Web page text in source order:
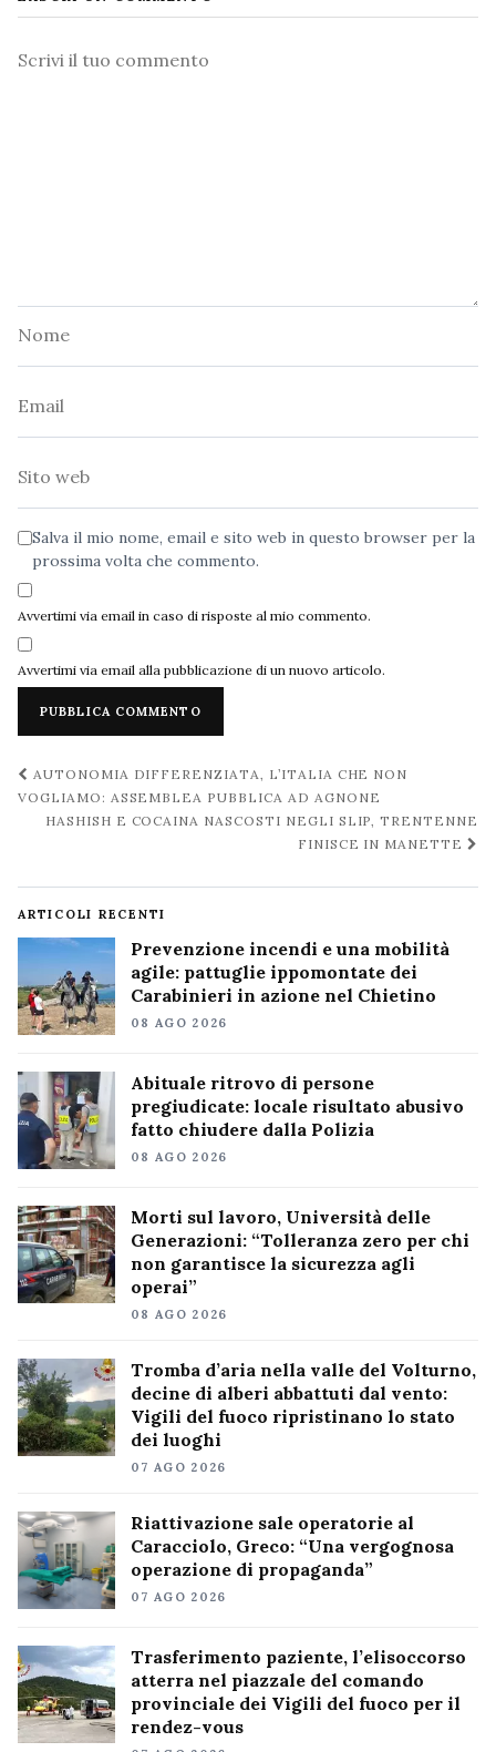
Commento
Salva il mio nome, email e sito web in questo browser per la
prossima volta che commento.
Avvertimi via email in caso di risposte al mio commento.
Avvertimi via email alla pubblicazione di un nuovo articolo.
Navigazione
post
AUTONOMIA DIFFERENZIATA, L’ITALIA CHE NON
VOGLIAMO: ASSEMBLEA PUBBLICA AD AGNONE
HASHISH E COCAINA NASCOSTI NEGLI SLIP, TRENTENNE
FINISCE IN MANETTE
ARTICOLI RECENTI
Prevenzione incendi e una mobilità
agile: pattuglie ippomontate dei
Carabinieri in azione nel Chietino
08 AGO 2026
Abituale ritrovo di persone
pregiudicate: locale risultato abusivo
fatto chiudere dalla Polizia
08 AGO 2026
Morti sul lavoro, Università delle
Generazioni: “Tolleranza zero per chi
non garantisce la sicurezza agli
operai”
08 AGO 2026
Tromba d’aria nella valle del Volturno,
decine di alberi abbattuti dal vento:
Vigili del fuoco ripristinano lo stato
dei luoghi
07 AGO 2026
Riattivazione sale operatorie al
Caracciolo, Greco: “Una vergognosa
operazione di propaganda”
07 AGO 2026
Trasferimento paziente, l’elisoccorso
atterra nel piazzale del comando
provinciale dei Vigili del fuoco per il
rendez-vous